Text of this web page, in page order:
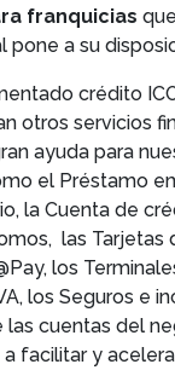
franquicias
pone a su
crédito
otros servicios
ayuda para
el Préstamo
la Cuenta de
las Tarjetas
los
los Seguros e
las cuentas del
facilitar y